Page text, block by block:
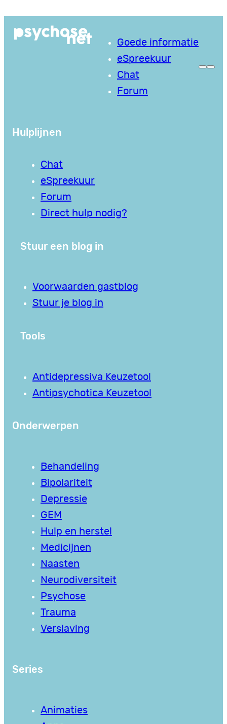
naar
Goede informatie
eSpreekuur
Chat
Forum
Hulplijnen
Chat
eSpreekuur
Forum
Direct hulp nodig?
Stuur een blog in
Voorwaarden gastblog
Stuur je blog in
Tools
Antidepressiva Keuzetool
Antipsychotica Keuzetool
Onderwerpen
Behandeling
Bipolariteit
Depressie
GEM
Hulp en herstel
Medicijnen
Naasten
Neurodiversiteit
Psychose
Trauma
Verslaving
Series
Animaties